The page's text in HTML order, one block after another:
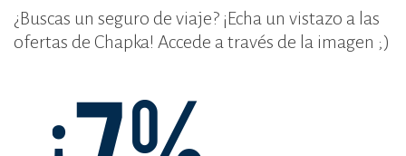
¿Buscas un seguro de viaje? ¡Echa un vistazo a las
ofertas de Chapka! Accede a través de la imagen ;)